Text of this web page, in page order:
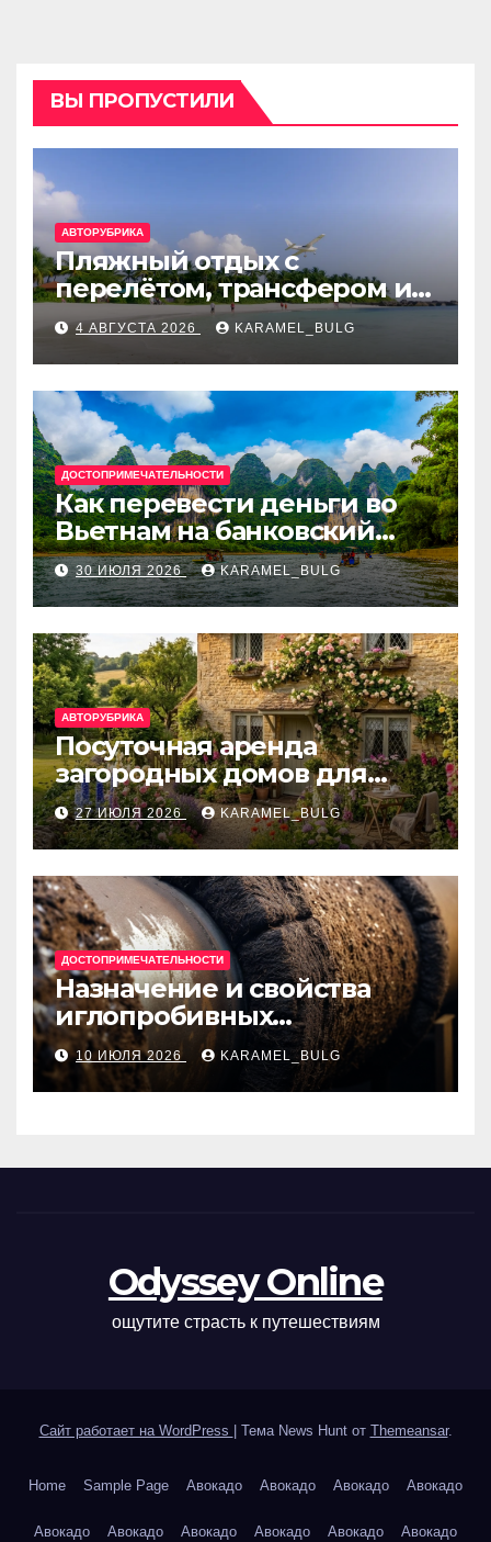
ВЫ ПРОПУСТИЛИ
АВТОРУБРИКА
Пляжный отдых с
перелётом, трансфером и
отелем на Мальдивах, в
Турции, Греции, Таиланде
и Европе
4 АВГУСТА 2026 KARAMEL_BULG
ДОСТОПРИМЕЧАТЕЛЬНОСТИ
Как перевести деньги во
Вьетнам на банковский
счёт: VietcomBank, BIDV,
Techcombank и другие
банки
30 ИЮЛЯ 2026 KARAMEL_BULG
АВТОРУБРИКА
Посуточная аренда
загородных домов для
отдыха
27 ИЮЛЯ 2026 KARAMEL_BULG
ДОСТОПРИМЕЧАТЕЛЬНОСТИ
Назначение и свойства
иглопробивных
базальтовых огнеупорных
матов
10 ИЮЛЯ 2026 KARAMEL_BULG
Odyssey Online
ощутите страсть к путешествиям
Сайт работает на WordPress | Тема News Hunt от Themeansar.
Home Sample Page Авокадо Авокадо Авокадо Авокадо
Авокадо Авокадо Авокадо Авокадо Авокадо Авокадо